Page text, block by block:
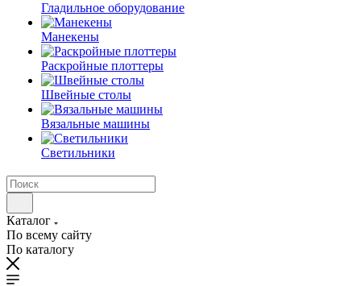
Гладильное оборудование
Манекены
Раскройные плоттеры
Швейные столы
Вязальные машины
Светильники
Каталог
По всему сайту
По каталогу